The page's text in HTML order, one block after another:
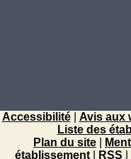
Accessibilité| Avis aux
Liste des
Plan du site
établissement| RSS